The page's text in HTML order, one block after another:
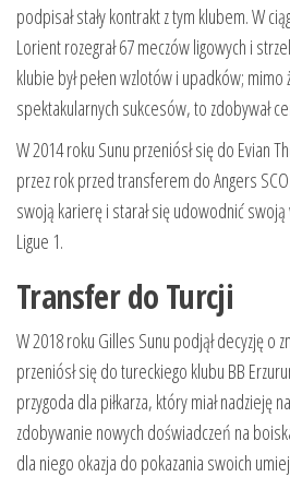
podpisał stały kontrakt z tym klubem. W
Lorient rozegrał 67 meczów ligowych i
klubie był pełen wzlotów i upadków; mimo
spektakularnych sukcesów, to zdobywał
W 2014 roku Sunu przeniósł się do Evian
przez rok przed transferem do Angers
swoją karierę i starał się udowodnić
Ligue 1.
Transfer do Turcji
W 2018 roku Gilles Sunu podjął decyzję o
przeniósł się do tureckiego klubu BB
przygoda dla piłkarza, który miał nadzieję
zdobywanie nowych doświadczeń na
dla niego okazja do pokazania swoich